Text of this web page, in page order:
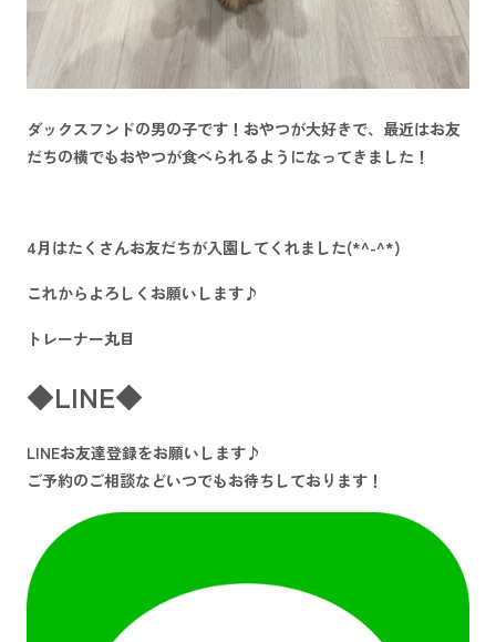
ダックスフンドの男の子です！おやつが大好きで、最近はお友
だちの横でもおやつが食べられるようになってきました！
4月はたくさんお友だちが入園してくれました(*^-^*)
これからよろしくお願いします♪
トレーナー丸目
◆LINE◆
LINEお友達登録をお願いします♪
ご予約のご相談などいつでもお待ちしております！